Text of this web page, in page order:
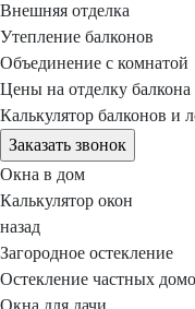
Внешняя отделка
Утепление балконов
Объединение с комнатой
Цены на отделку балкона
Калькулятор балконов и
Заказать звонок
Окна в дом
Калькулятор окон
назад
Загородное остекление
Остекление частных